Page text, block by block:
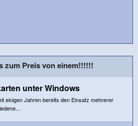
zum Preis von einem!!!!!!
unter Windows
einigen Jahren bereits den Einsatz mehrerer